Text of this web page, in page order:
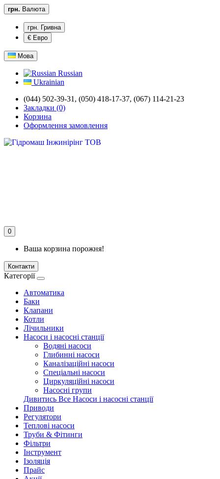
грн. Валюта
грн. Гривна
€ Евро
Мова
Russian
Ukrainian
(044) 502-39-31, (050) 418-17-37, (067) 114-21-23
Закладки (0)
Корзина
Оформлення замовлення
0
Ваша корзина порожня!
Контакти
Категорії
Автоматика
Баки
Клапани
Котли
Лічильники
Насоси і насосні станції
Водяні насоси
Глибинні насоси
Каналізаційні насоси
Спеціальні насоси
Циркуляційні насоси
Насосні групи
Дивитись Все Насоси і насосні станції
Приводи
Регулятори
Теплові насоси
Труби & Фітинги
Фільтри
Інструмент
Ізоляція
Прайс